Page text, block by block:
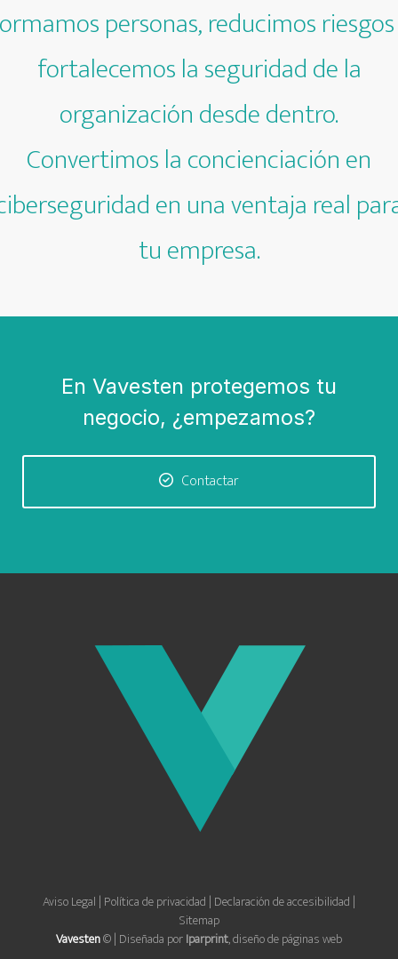
personas, reducimos
fortalecemos la seguridad de la
organización desde dentro.
Convertimos la concienciación en
en una ventaja real
tu empresa.
En Vavesten protegemos tu
negocio, ¿empezamos?
Contactar
Aviso Legal | Política de privacidad | Declaración de accesibilidad |
Sitemap
Vavesten© | Diseñada porIparprint,diseño de páginas web